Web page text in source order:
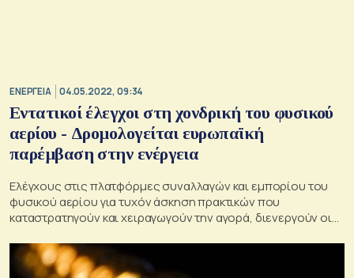
ΕΝΕΡΓΕΙΑ 04.05.2022, 09:34
Εντατικοί έλεγχοι στη χονδρική του φυσικού
αερίου - Δρομολογείται ευρωπαϊκή
παρέμβαση στην ενέργεια
Ελέγχους στις πλατφόρμες συναλλαγών και εμπορίου του
φυσικού αερίου για τυχόν άσκηση πρακτικών που
καταστρατηγούν και χειραγωγούν την αγορά, διενεργούν οι
Ευρωπαϊκή Ένωση εκτοξεύονται